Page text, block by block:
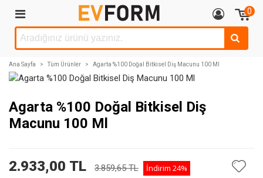
0
Ana Sayfa > Tüm Ürünler > Agarta %100 Doğal Bitkisel Diş Macunu 100 Ml
Agarta %100 Doğal Bitkisel Diş
Macunu 100 Ml
2.933,00 TL 3.859,65 TL İndirim 24%